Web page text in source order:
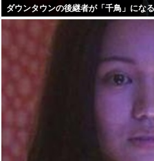
ダウンタウンの後継者が「千鳥」にな